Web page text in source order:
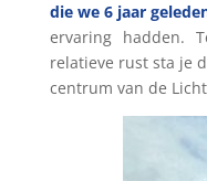
die we 6 jaar
ervaring hadden.
relatieve rust sta je
centrum van de